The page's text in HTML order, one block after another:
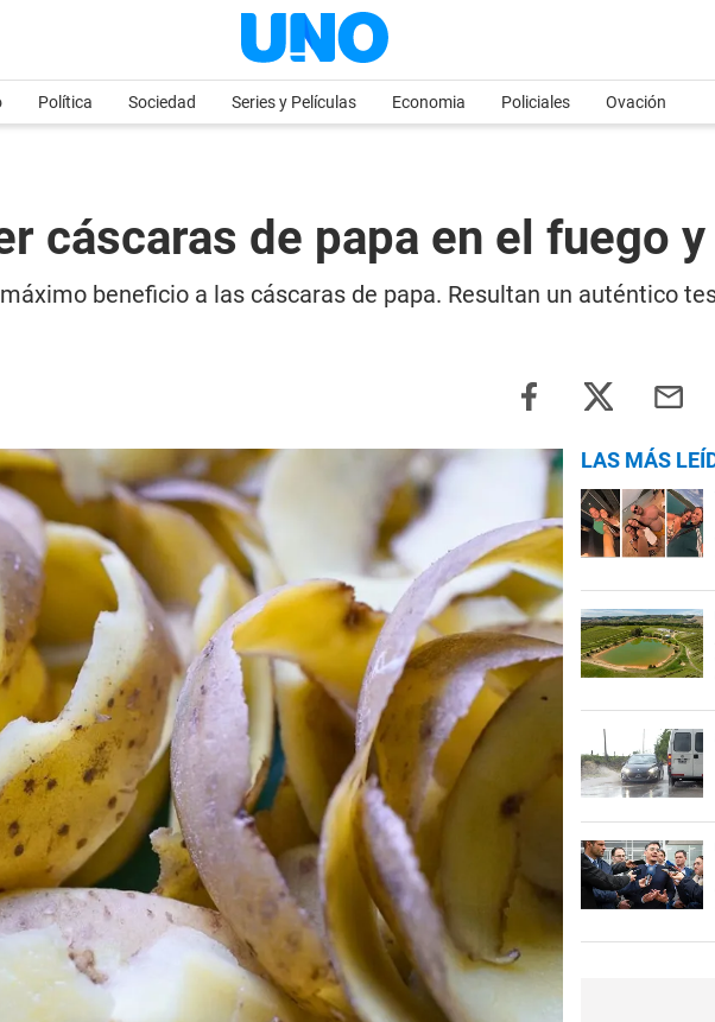
Política Sociedad Series y Películas Economia Policiales Ovación
cáscaras de papa en el fuego
beneficio a las cáscaras de papa. Resultan un auténtico
LAS MÁS